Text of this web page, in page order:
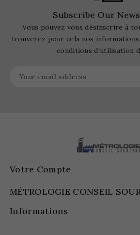
Subscribe Our
Vous pouvez vous désinscrire à
trouverez pour cela nos informations
conditions d'utilisation
Votre Compte
MÉTROLOGIE CONSEIL
Informations